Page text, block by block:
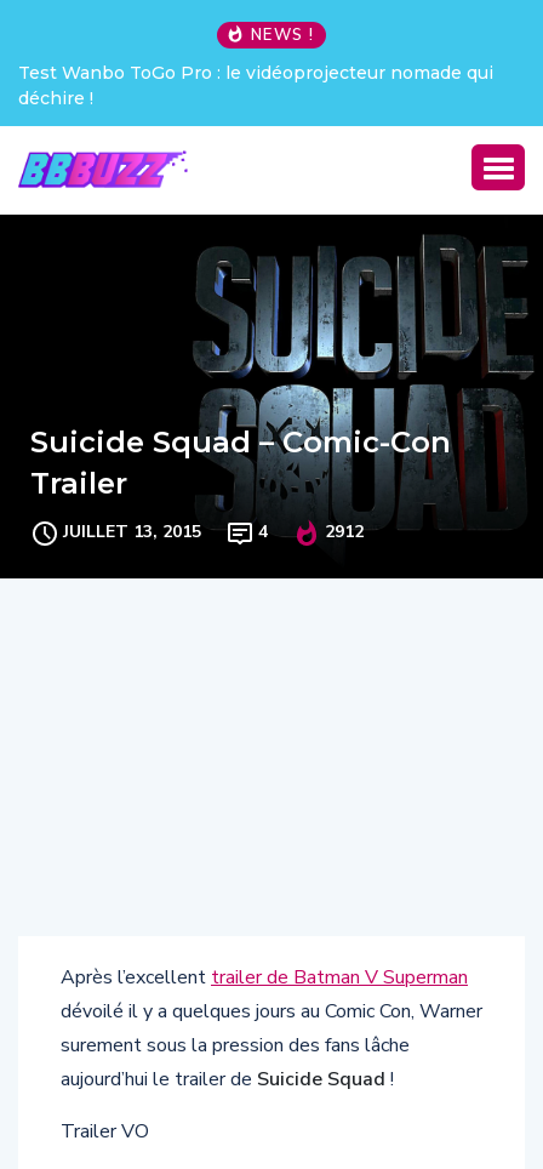
NEWS !
qui
Creative Pebble X : j’ai été choqué !
Suicide Squad – Comic-Con
Trailer
JUILLET 13, 2015 4 2912
Après l’excellenttrailer de Batman V Superman
dévoilé il y a quelques jours au Comic Con, Warner
surement sous la pression des fans lâche
aujourd’hui le trailer de Suicide Squad !
Trailer VO